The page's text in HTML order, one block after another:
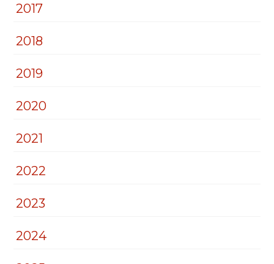
2017
2018
2019
2020
2021
2022
2023
2024